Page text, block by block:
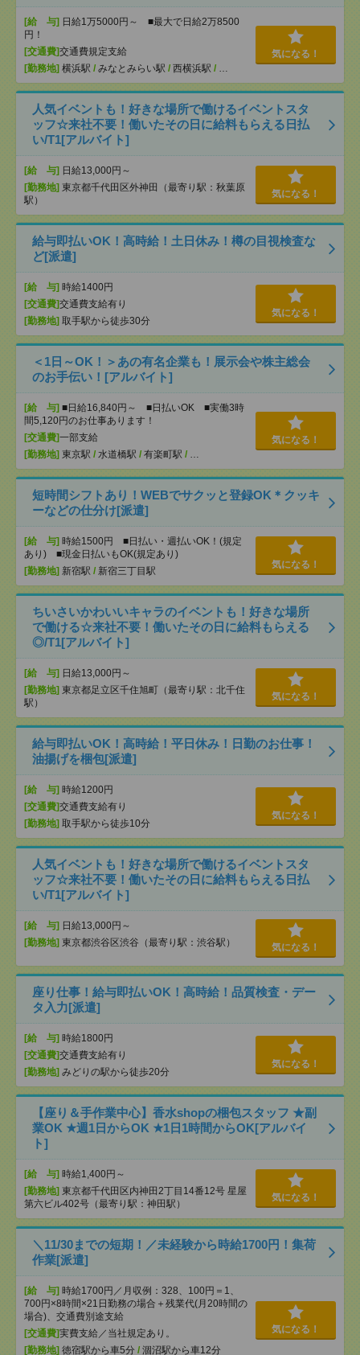
[給 与] 日給1万5000円～ ■最大で日給2万8500
円！
[交通費]交通費規定支給
[勤務地] 横浜駅 / みなとみらい駅 / 西横浜駅 / …
気になる！
人気イベントも！好きな場所で働けるイベントスタ
ッフ☆来社不要！働いたその日に給料もらえる日払
い/T1[アルバイト]
[給 与] 日給13,000円～
[勤務地] 東京都千代田区外神田（最寄り駅：秋葉原
駅）
気になる！
給与即払いOK！高時給！土日休み！樽の目視検査な
ど[派遣]
[給 与] 時給1400円
[交通費]交通費支給有り
[勤務地] 取手駅から徒歩30分
気になる！
＜1日～OK！＞あの有名企業も！展示会や株主総会
のお手伝い！[アルバイト]
[給 与] ■日給16,840円～ ■日払いOK ■実働3時
間5,120円のお仕事あります！
[交通費]一部支給
[勤務地] 東京駅 / 水道橋駅 / 有楽町駅 / …
気になる！
短時間シフトあり！WEBでサクッと登録OK＊クッキ
ーなどの仕分け[派遣]
[給 与] 時給1500円 ■日払い・週払いOK！(規定
あり) ■現金日払いもOK(規定あり)
[勤務地] 新宿駅 / 新宿三丁目駅
気になる！
ちいさいかわいいキャラのイベントも！好きな場所
で働ける☆来社不要！働いたその日に給料もらえる
◎/T1[アルバイト]
[給 与] 日給13,000円～
[勤務地] 東京都足立区千住旭町（最寄り駅：北千住
駅）
気になる！
給与即払いOK！高時給！平日休み！日勤のお仕事！
油揚げを梱包[派遣]
[給 与] 時給1200円
[交通費]交通費支給有り
[勤務地] 取手駅から徒歩10分
気になる！
人気イベントも！好きな場所で働けるイベントスタ
ッフ☆来社不要！働いたその日に給料もらえる日払
い/T1[アルバイト]
[給 与] 日給13,000円～
[勤務地] 東京都渋谷区渋谷（最寄り駅：渋谷駅） 気になる！
座り仕事！給与即払いOK！高時給！品質検査・デー
タ入力[派遣]
[給 与] 時給1800円
[交通費]交通費支給有り
[勤務地] みどりの駅から徒歩20分
気になる！
【座り＆手作業中心】香水shopの梱包スタッフ ★副
業OK ★週1日からOK ★1日1時間からOK[アルバイ
ト]
[給 与] 時給1,400円～
[勤務地] 東京都千代田区内神田2丁目14番12号 星屋
第六ビル402号（最寄り駅：神田駅）
気になる！
＼11/30までの短期！／未経験から時給1700円！集荷
作業[派遣]
[給 与] 時給1700円／月収例：328、100円＝1、
700円×8時間×21日勤務の場合＋残業代(月20時間の
場合)、交通費別途支給
[交通費]実費支給／当社規定あり。
[勤務地] 徳宿駅から車5分 / 涸沼駅から車12分
気になる！